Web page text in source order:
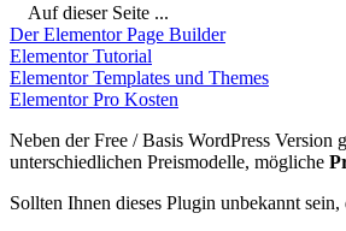
Auf dieser Seite ...
Der Elementor Page Builder
Elementor Tutorial
Elementor Templates und Themes
Elementor Pro Kosten
Neben der Free / Basis WordPress
unterschiedlichen Preismodelle, mögliche
Sollten Ihnen dieses Plugin unbekannt